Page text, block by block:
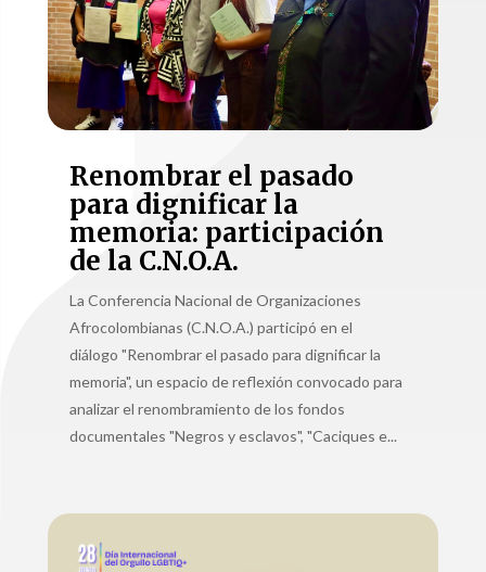
Renombrar el pasado
para dignificar la
memoria: participación
de la C.N.O.A.
La Conferencia Nacional de Organizaciones
Afrocolombianas (C.N.O.A.) participó en el
diálogo "Renombrar el pasado para dignificar la
memoria", un espacio de reflexión convocado para
analizar el renombramiento de los fondos
documentales "Negros y esclavos", "Caciques e...